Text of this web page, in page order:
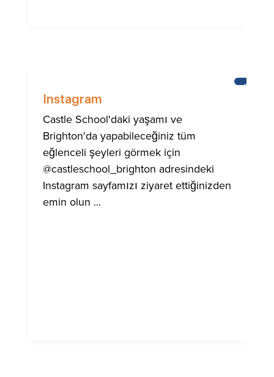
Instagram
Castle School'daki yaşamı ve
Brighton'da yapabileceğiniz tüm
eğlenceli şeyleri görmek için
@castleschool_brighton adresindeki
Instagram sayfamızı ziyaret ettiğinizden
emin olun ...